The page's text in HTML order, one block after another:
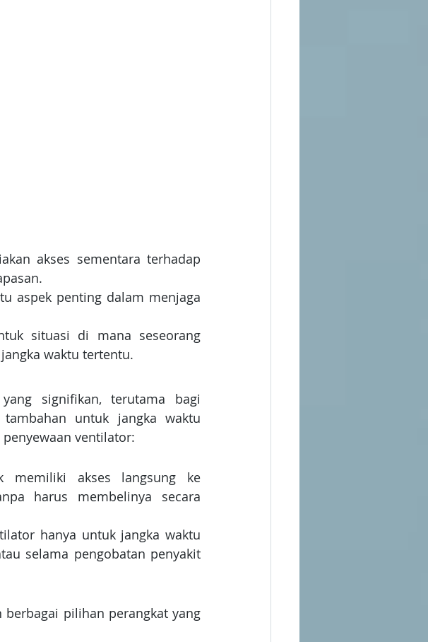
akses sementara terhadap
aspek penting dalam menjaga
situasi di mana seseorang
waktu tertentu.
signifikan, terutama bagi
untuk jangka waktu
ventilator:
memiliki akses langsung ke
harus membelinya secara
hanya untuk jangka waktu
selama pengobatan penyakit
berbagai pilihan perangkat yang